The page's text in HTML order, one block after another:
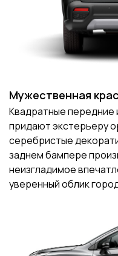
Мужественная
Квадратные передние
придают экстерьеру
серебристые
заднем бампере
неизгладимое
уверенный облик